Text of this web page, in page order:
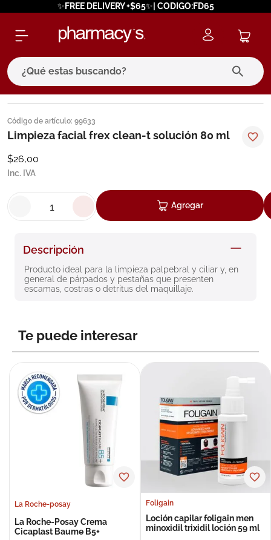
✨FREE DELIVERY +$65✨| CODIGO:FD65
¿Qué estas buscando?
Código de artículo: 99633
Limpieza facial frex clean-t solución 80 ml
$26,00
Inc. IVA
Agregar
Descripción
Producto ideal para la limpieza palpebral y ciliar y, en
general de párpados y pestañas que presenten
escamas, costras o detritus del maquillaje.
Te puede interesar
La Roche-posay
La Roche-Posay Crema
Cicaplast Baume B5+
Foligain
Loción capilar foligain men
minoxidil trixidil loción 59 ml
términos más buscados
1. eucerin
2.
3.
5. cerave
8. roche posay